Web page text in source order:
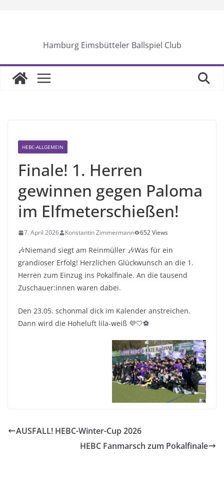
Hamburg Eimsbütteler Ballspiel Club
HEBC-ALLGEMEIN
Finale! 1. Herren
gewinnen gegen Paloma
im Elfmeterschießen!
7. April 2026 Konstantin Zimmermann 652 Views
🎶Niemand siegt am Reinmüller 🎶Was für ein
grandioser Erfolg! Herzlichen Glückwunsch an die 1.
Herren zum Einzug ins Pokalfinale. An die tausend
Zuschauer:innen waren dabei.
Den 23.05. schonmal dick im Kalender anstreichen.
Dann wird die Hoheluft lila-weiß 💜🤍⚽
AUSFALL! HEBC-Winter-Cup 2026
HEBC Fanmarsch zum Pokalfinale